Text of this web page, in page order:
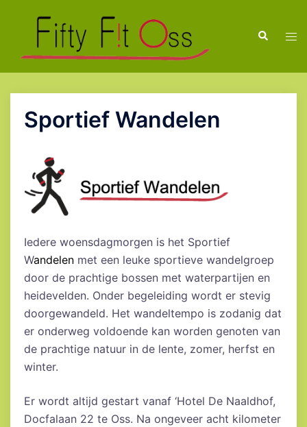
inhoud
Zoeken
Sportief Wandelen
Iedere woensdagmorgen is het Sportief
Wandelen met een leuke sportieve wandelgroep
door de prachtige bossen met waterpartijen en
heidevelden. Onder begeleiding wordt er stevig
doorgewandeld. Het wandeltempo is zodanig dat
er onderweg voldoende kan worden genoten van
de prachtige natuur in de lente, zomer, herfst en
winter.
Er wordt altijd gestart vanaf ‘Hotel De Naaldhof,
Docfalaan 22 te Oss. Na ongeveer acht kilometer